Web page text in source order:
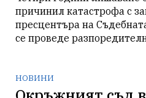
причинил катастрофа с
пресцентъра на
се проведе
НОВИНИ